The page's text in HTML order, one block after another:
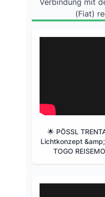
(Fiat)
🌟 PÖSSL
Lichtkonzept
TOGO